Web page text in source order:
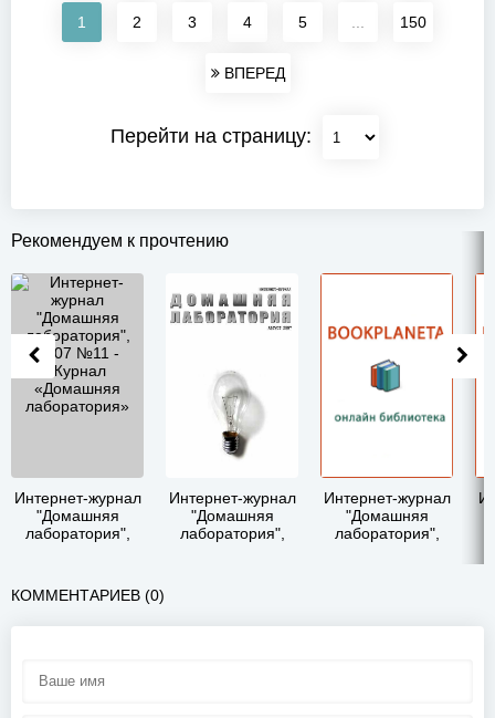
1 2 3 4 5 150
ВПЕРЕД
Перейти на страницу:
Рекомендуем к прочтению
Интернет-журнал
"Домашняя
лаборатория",
«Домашняя
лаборатория»
Интернет-журнал
"Домашняя
лаборатория",
Интернет-журнал
"Домашняя
лаборатория",
КОММЕНТАРИЕВ (0)